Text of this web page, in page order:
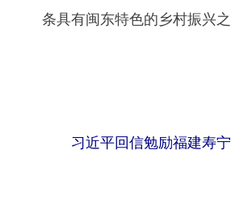
条具有闽东特色的乡村振兴之
习近平回信勉励福建寿